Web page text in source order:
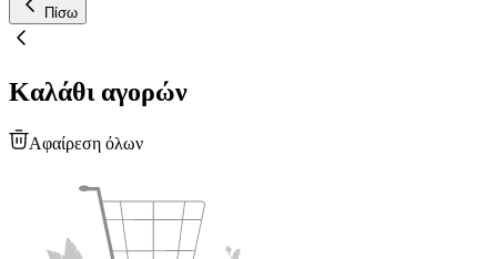
Πίσω
Καλάθι αγορών
Αφαίρεση όλων